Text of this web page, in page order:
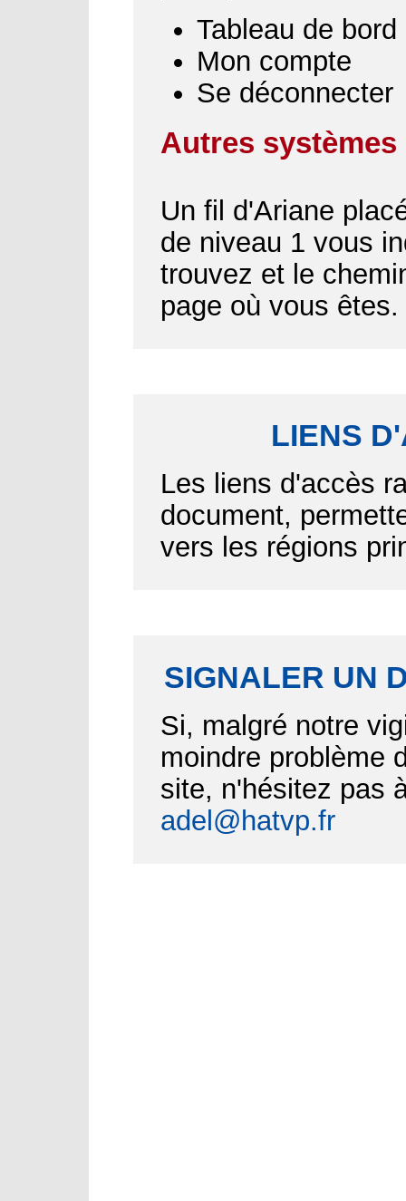
Tableau de bord
Mon compte
Se déconnecter
Autres
Un fil d'Ariane
de niveau 1 vous
trouvez et le
page où vous êtes.
LIENS
Les liens d'accès
document,
vers les régions
SIGNALER UN
Si, malgré notre
moindre problème
site, n'hésitez pas
adel@hatvp.fr